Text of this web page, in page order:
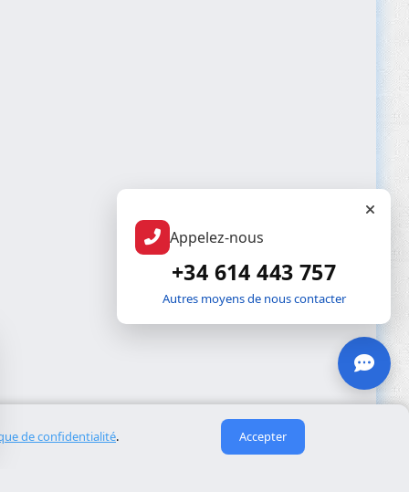
de confidentialité. Accepter
Appelez-nous
+34 614 443 757
Autres moyens de nous contacter